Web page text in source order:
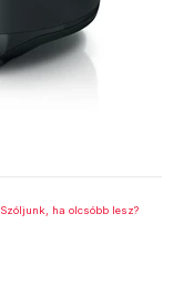
Szóljunk, ha olcsóbb lesz?